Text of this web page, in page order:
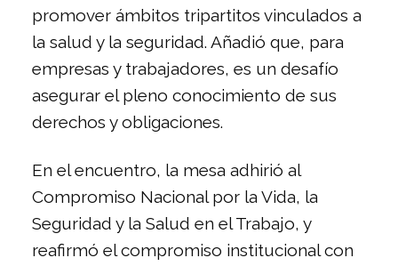
promover ámbitos tripartitos vinculados a
la salud y la seguridad. Añadió que, para
empresas y trabajadores, es un desafío
asegurar el pleno conocimiento de sus
derechos y obligaciones.
En el encuentro, la mesa adhirió al
Compromiso Nacional por la Vida, la
Seguridad y la Salud en el Trabajo, y
reafirmó el compromiso institucional con